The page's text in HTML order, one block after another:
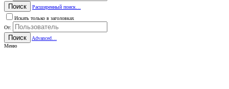
Поиск
Расширенный поиск…
Искать только в заголовках
От:
Поиск
Advanced…
Меню